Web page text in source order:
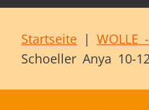
Startseite | WOLLE
Schoeller Anya 10-